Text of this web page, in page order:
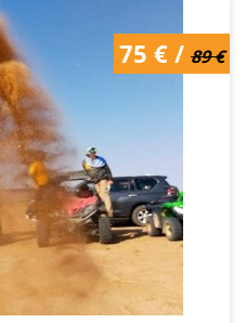
75 € / 89 €